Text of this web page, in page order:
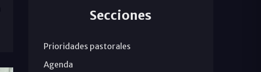
Secciones
Prioridades pastorales
Agenda